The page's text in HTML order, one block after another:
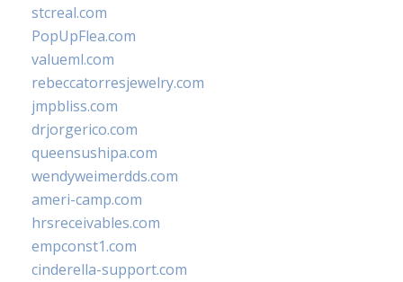
stcreal.com
PopUpFlea.com
valueml.com
rebeccatorresjewelry.com
jmpbliss.com
drjorgerico.com
queensushipa.com
wendyweimerdds.com
ameri-camp.com
hrsreceivables.com
empconst1.com
cinderella-support.com